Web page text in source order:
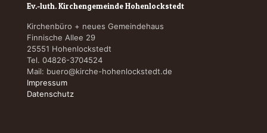
Ev.-luth. Kirchengemeinde Hohenlockstedt
Kirchenbüro + neues Gemeindehaus
Finnische Allee 29
25551 Hohenlockstedt
Tel. 04826-3704524
Mail: buero@kirche-hohenlockstedt.de
Impressum
Datenschutz